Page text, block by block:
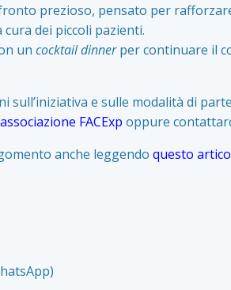
prezioso, pensato per
dei piccoli pazienti.
un cocktail dinnerper continuare il
sull’iniziativa e sulle modalità di
FACExp oppure
anche leggendo questo